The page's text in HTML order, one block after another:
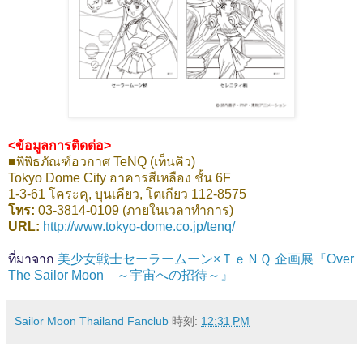
<ข้อมูลการติดต่อ>
■พิพิธภัณฑ์อวกาศ TeNQ (เท็นคิว)
Tokyo Dome City อาคารสีเหลือง ชั้น 6F
1-3-61 โคระคุ, บุนเคียว, โตเกียว 112-8575
โทร: 03-3814-0109 (ภายในเวลาทำการ)
URL: http://www.tokyo-dome.co.jp/tenq/
ที่มาจาก 美少女戦士セーラームーン×ＴｅＮＱ 企画展『Over
The Sailor Moon ～宇宙への招待～』
Sailor Moon Thailand Fanclub 時刻: 12:31 PM